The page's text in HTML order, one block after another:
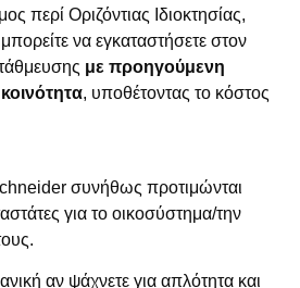
περί Οριζόντιας Ιδιοκτησίας,
να εγκαταστήσετε στον
με προηγούμενη
, υποθέτοντας το κόστος
συνήθως προτιμώνται
για το οικοσύστημα/την
αν ψάχνετε για απλότητα και